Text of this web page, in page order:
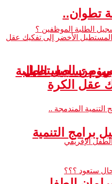
تسجيل الطلبة
تطوان..
من المستطيل
عقل الكرة
برامج التنمية